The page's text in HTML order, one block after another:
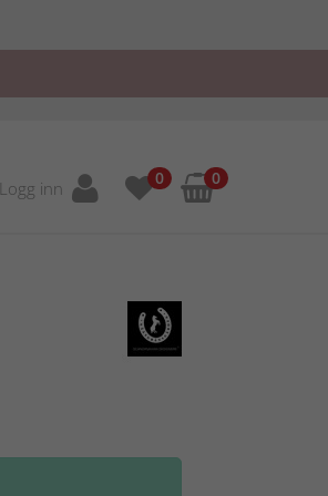
Logg inn 0 0